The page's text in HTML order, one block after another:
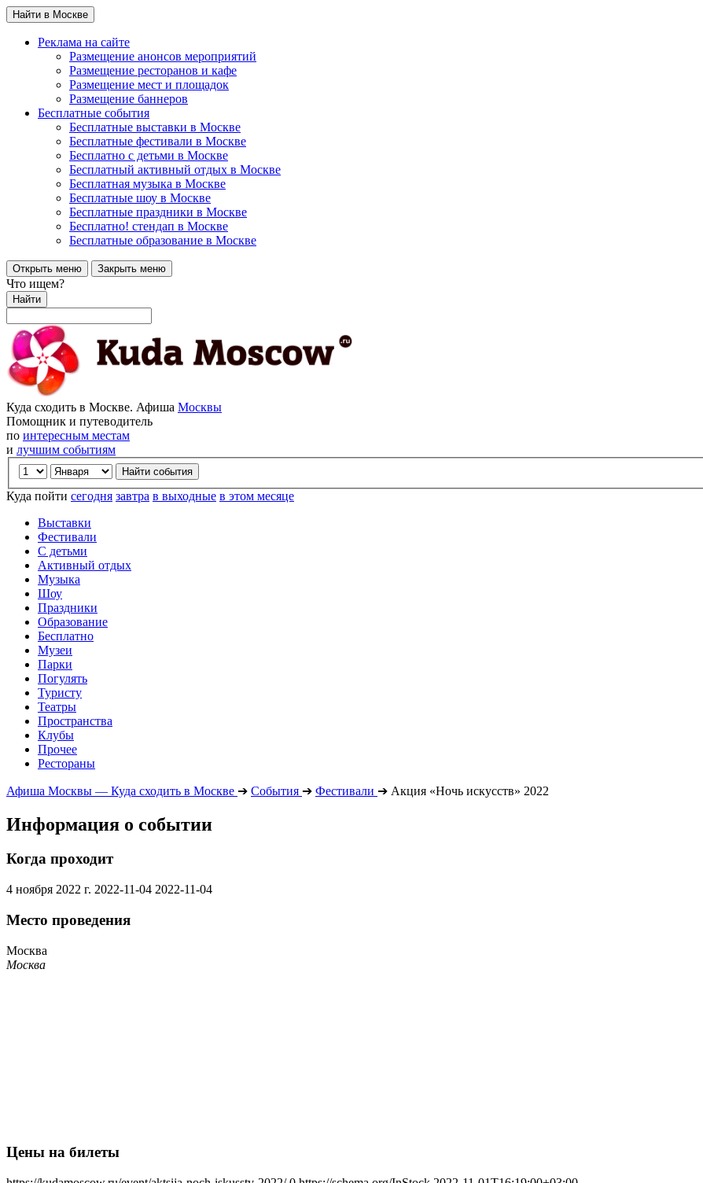
Найти в Москве
Реклама на сайте
Размещение анонсов мероприятий
Размещение ресторанов и кафе
Размещение мест и площадок
Размещение баннеров
Бесплатные события
Бесплатные выставки в Москве
Бесплатные фестивали в Москве
Бесплатно с детьми в Москве
Бесплатный активный отдых в Москве
Бесплатная музыка в Москве
Бесплатные шоу в Москве
Бесплатные праздники в Москве
Бесплатно! стендап в Москве
Бесплатные образование в Москве
Открыть меню Закрыть меню
Что ищем?
Найти
Куда сходить в Москве. Афиша Москвы
Помощник и путеводитель
по интересным местам
и лучшим событиям
Куда пойти сегодня завтра в выходные в этом месяце
Выставки
Фестивали
С детьми
Активный отдых
Музыка
Шоу
Праздники
Образование
Бесплатно
Музеи
Парки
Погулять
Туристу
Театры
Пространства
Клубы
Прочее
Рестораны
Афиша Москвы — Куда сходить в Москве ➔ События ➔ Фестивали ➔ Акция «Ночь искусств» 2022
Информация о событии
Когда проходит
4 ноября 2022 г. 2022-11-04 2022-11-04
Место проведения
Москва
Москва
Цены на билеты